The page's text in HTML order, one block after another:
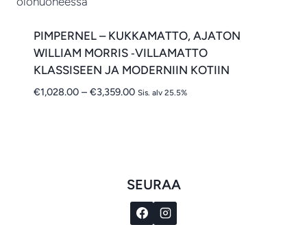
PIMPERNEL – KUKKAMATTO, AJATON
WILLIAM MORRIS ‑VILLAMATTO
KLASSISEEN JA MODERNIIN KOTIIN
€1,028.00 – €3,359.00Hintaluokka:
Sis. alv 25.5%
SEURAA